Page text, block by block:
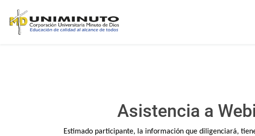
Asistencia a
Estimado participante, la información que diligenciará,